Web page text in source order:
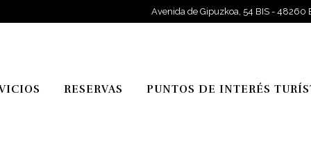
Avenida de Gipuzkoa, 54 BIS - 48260
RESERVAS PUNTOS DE INTERÉS